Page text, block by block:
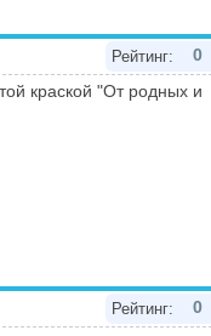
Рейтинг: 0
краской "От родных и
Рейтинг: 0